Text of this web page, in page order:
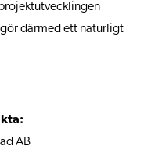
därmed ett naturligt
AB